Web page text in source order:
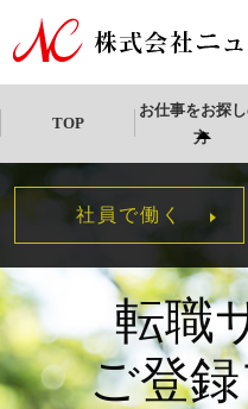
TOP
お仕事をお探
方
社員で働く
転職
ご登